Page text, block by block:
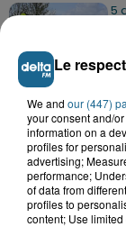
5
5
5
Le
We and our (447)
your consent and/
information on a
profiles for
advertising;
performance;
of data from
profiles to
content; Use